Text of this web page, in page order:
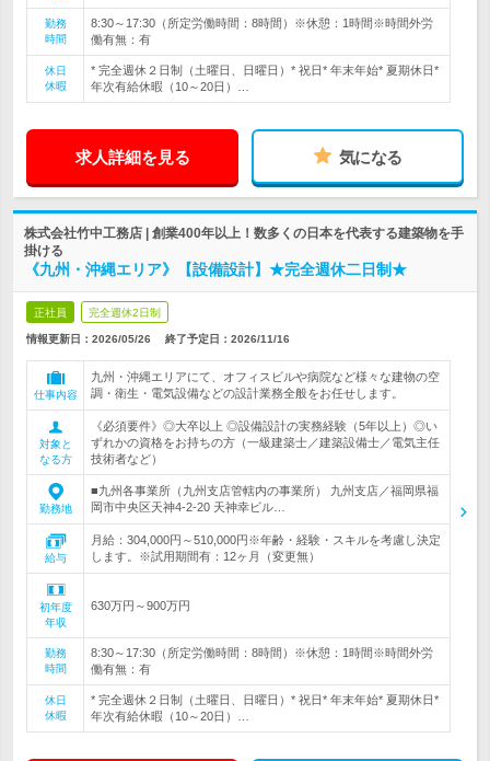
勤務
時間
8:30～17:30（所定労働時間：8時間）※休憩：1時間※時間外労
働有無：有
休日
休暇
* 完全週休２日制（土曜日、日曜日）* 祝日* 年末年始* 夏期休日*
年次有給休暇（10～20日）…
求人詳細を見る 気になる
株式会社竹中工務店 | 創業400年以上！数多くの日本を代表する建築物を手
掛ける
《九州・沖縄エリア》【設備設計】★完全週休二日制★
正社員 完全週休2日制
情報更新日：2026/05/26 終了予定日： 2026/11/16
仕事内容
九州・沖縄エリアにて、オフィスビルや病院など様々な建物の空
調・衛生・電気設備などの設計業務全般をお任せします。
対象と
なる方
《必須要件》◎大卒以上 ◎設備設計の実務経験（5年以上）◎い
ずれかの資格をお持ちの方（一級建築士／建築設備士／電気主任
技術者など）
勤務地
■九州各事業所（九州支店管轄内の事業所） 九州支店／福岡県福
岡市中央区天神4-2-20 天神幸ビル…
給与
月給：304,000円～510,000円※年齢・経験・スキルを考慮し決定
します。※試用期間有：12ヶ月（変更無）
初年度
年収
630万円～900万円
勤務
時間
8:30～17:30（所定労働時間：8時間）※休憩：1時間※時間外労
働有無：有
休日
休暇
* 完全週休２日制（土曜日、日曜日）* 祝日* 年末年始* 夏期休日*
年次有給休暇（10～20日）…